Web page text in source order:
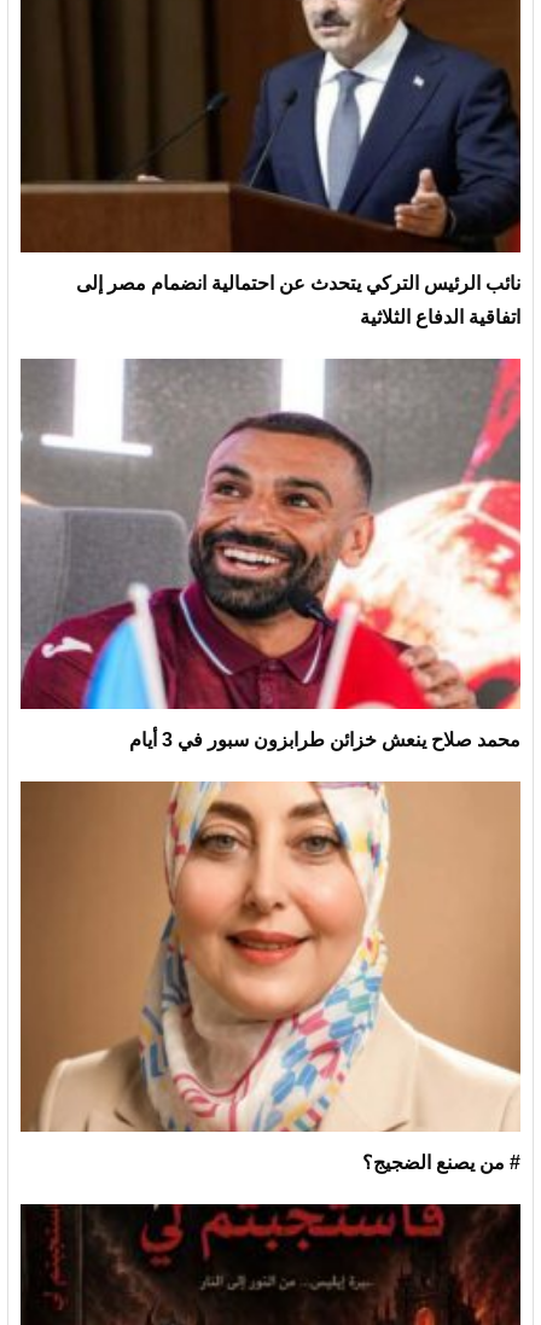
نائب الرئيس التركي يتحدث عن احتمالية انضمام مصر إلى
اتفاقية الدفاع الثلاثية
محمد صلاح ينعش خزائن طرابزون سبور في 3 أيام
# من يصنع الضجيج؟